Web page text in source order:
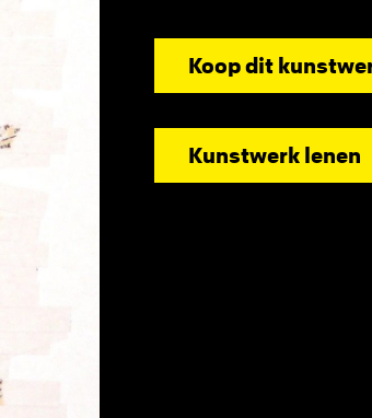
Koop dit
Kunstwerk lenen